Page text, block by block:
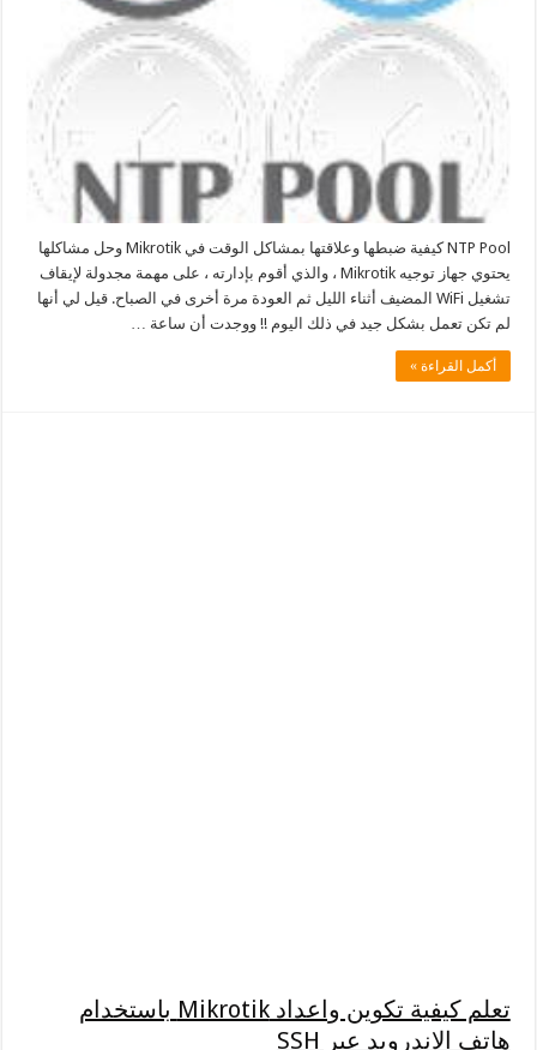
NTP Pool كيفية ضبطها وعلاقتها بمشاكل الوقت في Mikrotik وحل مشاكلها
يحتوي جهاز توجيه Mikrotik ، والذي أقوم بإدارته ، على مهمة مجدولة لإيقاف
تشغيل WiFi المضيف أثناء الليل ثم العودة مرة أخرى في الصباح. قيل لي أنها
لم تكن تعمل بشكل جيد في ذلك اليوم !! ووجدت أن ساعة …
أكمل القراءة »
تعلم كيفية تكوين واعداد Mikrotik باستخدام
هاتف الاندرويد عبر SSH